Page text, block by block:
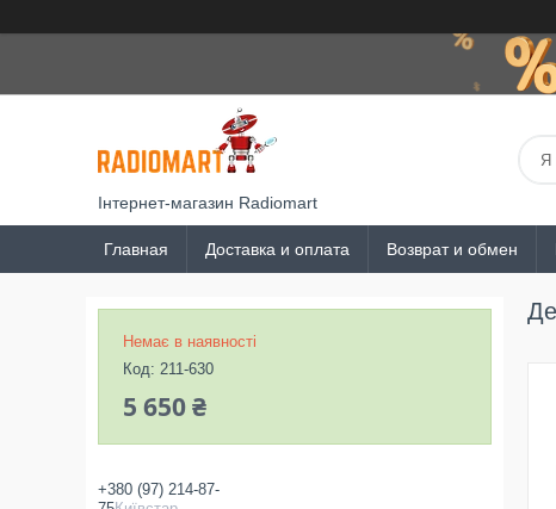
Інтернет-магазин Radiomart
Главная Доставка и оплата Возврат и обмен
Немає в наявності
Код: 211-630
5 650 ₴
+380 (97) 214-87-